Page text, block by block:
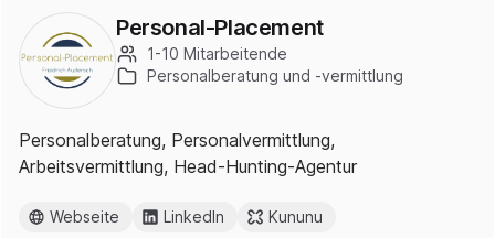
Personal-Placement
1-10 Mitarbeitende
Personalberatung und -vermittlung
Personalberatung, Personalvermittlung,
Arbeitsvermittlung, Head-Hunting-Agentur
Webseite LinkedIn Kununu